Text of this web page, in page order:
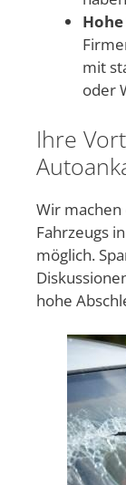
mit
oder
Ihre
Wir
Fahrzeugs
möglich.
hohe